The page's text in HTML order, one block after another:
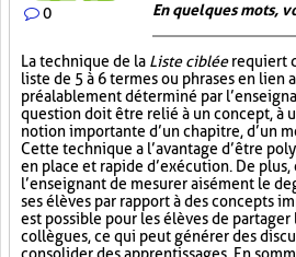
0 En quelques mots,
La technique de la Liste cibléerequiert
liste de 5 à 6 termes ou phrases en lien
préalablement déterminé par
question doit être relié à un concept, à
notion importante d’un chapitre, d’un
Cette technique a l’avantage d’être
en place et rapide d’exécution. De
l’enseignant de mesurer aisément le
ses élèves par rapport à des concepts
est possible pour les élèves de
collègues, ce qui peut générer des